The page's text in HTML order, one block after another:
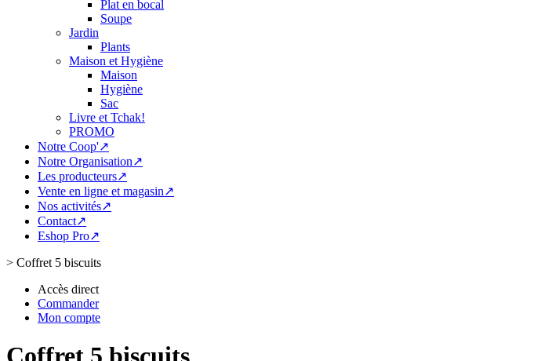
Plat en bocal
Soupe
Jardin
Plants
Maison et Hygiène
Maison
Hygiène
Sac
Livre et Tchak!
PROMO
Notre Coop'↗
Notre Organisation↗
Les producteurs↗
Vente en ligne et magasin↗
Nos activités↗
Contact↗
Eshop Pro↗
> Coffret 5 biscuits
Accès direct
Commander
Mon compte